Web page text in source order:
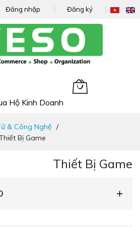
Đăng nhập Đăng ký
Hộ Kinh Doanh
& Công Nghệ
Bị Game
Thiết Bị Game